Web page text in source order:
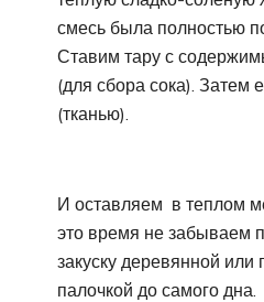
смесь была полностью
Ставим тару с
(для сбора сока). Затем
(тканью).
И оставляем в теплом
это время не забываем
закуску деревянной или
палочкой до самого дна.